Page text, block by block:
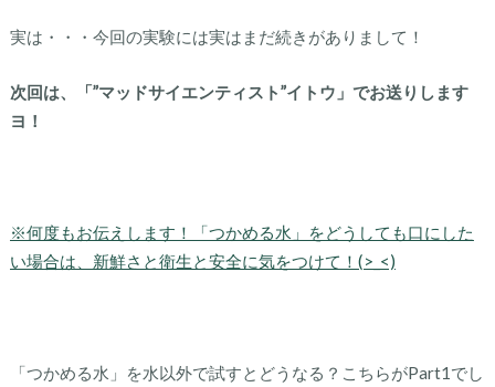
実は・・・今回の実験には実はまだ続きがありまして！
次回は、「”マッドサイエンティスト”イトウ」でお送りします
ヨ！
※何度もお伝えします！「つかめる水」をどうしても口にした
い場合は、新鮮さと衛生と安全に気をつけて！(>_<)
「つかめる水」を水以外で試すとどうなる？こちらがPart1でし